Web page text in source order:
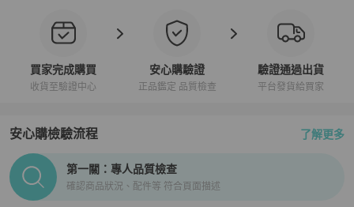
買家完成購買
收貨至驗證中心
安心購驗證
正品鑑定 品質檢查
驗證通過出貨
平台發貨給買家
安心購檢驗流程 了解更多
PopChill拍拍圈正品驗證、安心購檢驗流程介紹
第一關：專人品質檢查
確認商品狀況、配件等 符合頁面描述